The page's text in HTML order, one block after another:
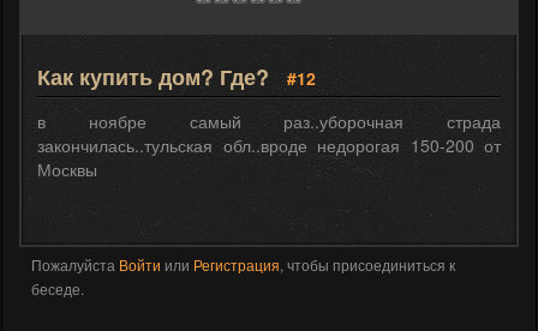
Как купить дом? Где?
#12
в ноябре самый раз..уборочная страда
закончилась..тульская обл..вроде недорогая 150-200 от
Москвы
Пожалуйста Войти или Регистрация, чтобы присоединиться к
беседе.